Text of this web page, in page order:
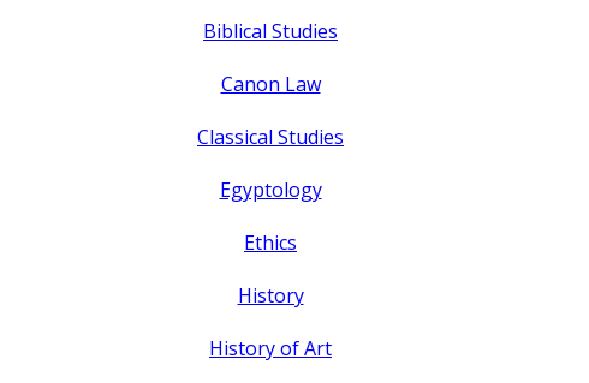
Biblical Studies
Canon Law
Classical Studies
Egyptology
Ethics
History
History of Art